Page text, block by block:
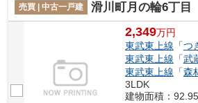
売買 | 中古一戸建
滑川町月の輪6丁
2,349万円
東武東上線 「つ
東武東上線 「武
東武東上線 「森
3LDK
建物面積：